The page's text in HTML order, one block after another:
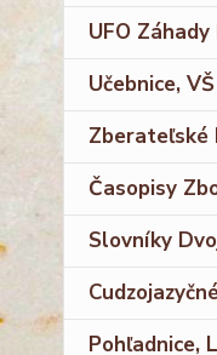
UFO
Učebnice,
Zberateľské
Časopisy
Slovníky
Pohľadnice,